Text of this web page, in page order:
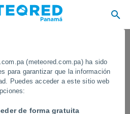
(meteored.com.pa) ha sido
para garantizar que la información
Puedes acceder a este sitio web
de forma gratuita